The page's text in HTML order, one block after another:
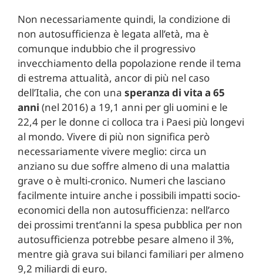
Non necessariamente quindi, la condizione di
non autosufficienza è legata all’età, ma è
comunque indubbio che il progressivo
invecchiamento della popolazione rende il tema
di estrema attualità, ancor di più nel caso
dell’Italia, che con una speranza di vita a 65
anni (nel 2016) a 19,1 anni per gli uomini e le
22,4 per le donne ci colloca tra i Paesi più longevi
al mondo. Vivere di più non significa però
necessariamente vivere meglio: circa un
anziano su due soffre almeno di una malattia
grave o è multi-cronico. Numeri che lasciano
facilmente intuire anche i possibili impatti socio-
economici della non autosufficienza: nell’arco
dei prossimi trent’anni la spesa pubblica per non
autosufficienza potrebbe pesare almeno il 3%,
mentre già grava sui bilanci familiari per almeno
9,2 miliardi di euro.